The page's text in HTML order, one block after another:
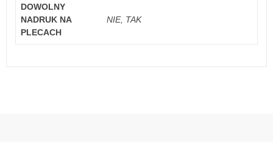
DOWOLNY
NADRUK NA
PLECACH
NIE, TAK